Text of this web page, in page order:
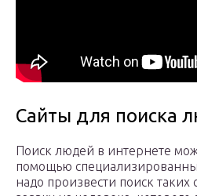
Сайты для поиска
Поиск людей в интернете
помощью
надо произвести поиск таких